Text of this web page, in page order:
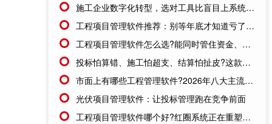
施工企业数字化转型，选对工具比盲目上系统更重要
工程项目管理软件推荐：别等年底才知道亏了!这套系统让每一分钱都有迹可循
工程项目管理软件怎么选?能同时管住资金、成本、进度的才靠谱
投标怕算错、施工怕超支、结算怕扯皮?这款施工成本管理系统一招全解决
市面上有哪些工程管理软件?2026年八大主流工具深度盘点
光伏项目管理软件：让投标管理跑在竞争前面
工程项目管理软件哪个好?红圈系统正在重塑工程企业的"数字大脑"